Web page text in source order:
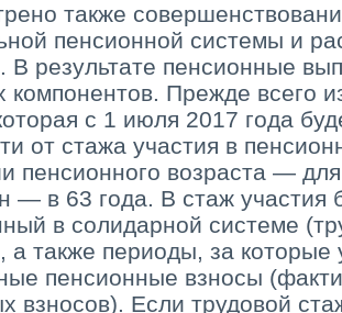
также
пенсионной системы и
В результате пенсионные
компонентов. Прежде всего
с 1 июля 2017 года
от стажа участия в
пенсионного возраста —
— в 63 года. В стаж участия
в солидарной системе
а также периоды, за которые
пенсионные взносы
взносов). Если трудовой